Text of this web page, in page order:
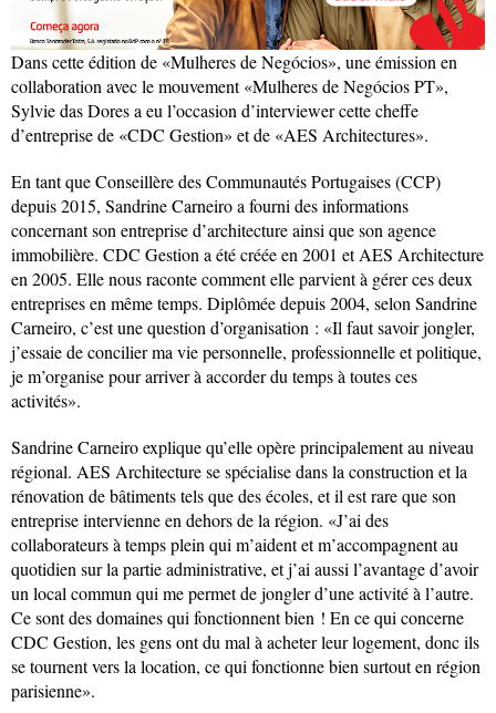
Dans cette édition de «Mulheres de Negócios», une émission en
collaboration avec le mouvement «Mulheres de Negócios PT»,
Sylvie das Dores a eu l’occasion d’interviewer cette cheffe
d’entreprise de «CDC Gestion» et de «AES Architectures».
En tant que Conseillère des Communautés Portugaises (CCP)
depuis 2015, Sandrine Carneiro a fourni des informations
concernant son entreprise d’architecture ainsi que son agence
immobilière. CDC Gestion a été créée en 2001 et AES Architecture
en 2005. Elle nous raconte comment elle parvient à gérer ces deux
entreprises en même temps. Diplômée depuis 2004, selon Sandrine
Carneiro, c’est une question d’organisation : «Il faut savoir jongler,
j’essaie de concilier ma vie personnelle, professionnelle et politique,
je m’organise pour arriver à accorder du temps à toutes ces
activités».
Sandrine Carneiro explique qu’elle opère principalement au niveau
régional. AES Architecture se spécialise dans la construction et la
rénovation de bâtiments tels que des écoles, et il est rare que son
entreprise intervienne en dehors de la région. «J’ai des
collaborateurs à temps plein qui m’aident et m’accompagnent au
quotidien sur la partie administrative, et j’ai aussi l’avantage d’avoir
un local commun qui me permet de jongler d’une activité à l’autre.
Ce sont des domaines qui fonctionnent bien ! En ce qui concerne
CDC Gestion, les gens ont du mal à acheter leur logement, donc ils
se tournent vers la location, ce qui fonctionne bien surtout en région
parisienne».